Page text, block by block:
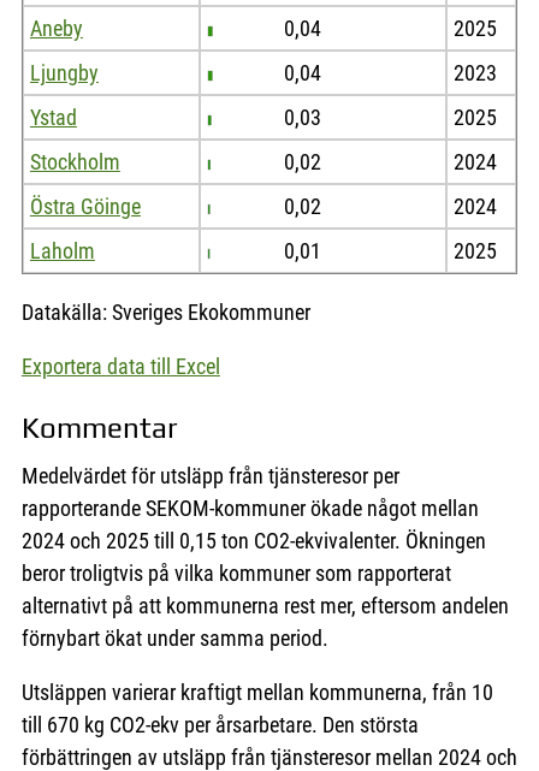
Aneby
0,04
2025
Ljungby
0,04
2023
Ystad
0,03
2025
Stockholm
0,02
2024
Östra Göinge
0,02
2024
Laholm
0,01 2025
Datakälla: Sveriges Ekokommuner
Exportera data till Excel
Kommentar
Medelvärdet för utsläpp från tjänsteresor per
rapporterande SEKOM-kommuner ökade något mellan
2024 och 2025 till 0,15 ton CO2-ekvivalenter. Ökningen
beror troligtvis på vilka kommuner som rapporterat
alternativt på att kommunerna rest mer, eftersom andelen
förnybart ökat under samma period.
Utsläppen varierar kraftigt mellan kommunerna, från 10
till 670 kg CO2-ekv per årsarbetare. Den största
förbättringen av utsläpp från tjänsteresor mellan 2024 och